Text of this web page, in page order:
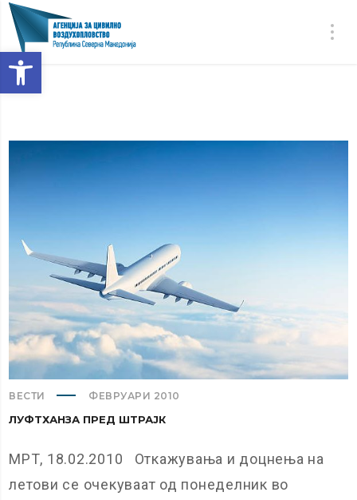
Open toolbar
ВЕСТИ ФЕВРУАРИ 2010
ЛУФТХАНЗА ПРЕД ШТРАЈК
МРТ, 18.02.2010 Откажувања и доцнења на
летови се очекуваат од понеделник во